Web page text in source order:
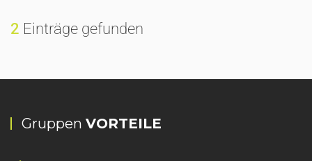
2 Einträge gefunden
Gruppen VORTEILE